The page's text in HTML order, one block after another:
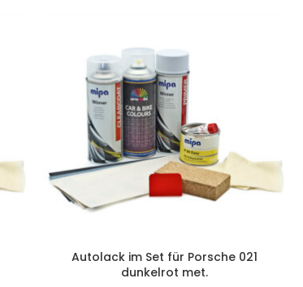
Autolack im Set für Porsche 021
dunkelrot met.